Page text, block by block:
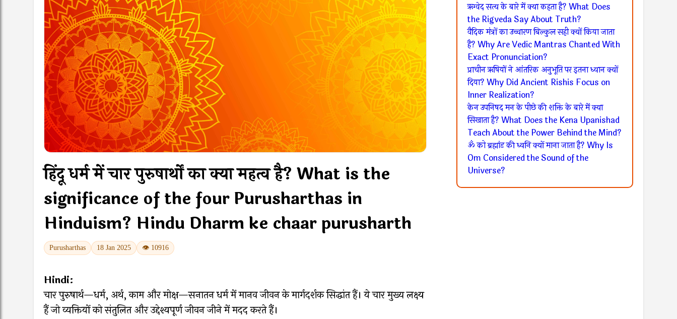
हिंदू धर्म में चार पुरुषार्थों का क्या महत्व है? What is the
significance of the four Purusharthas in
Hinduism? Hindu Dharm ke chaar purusharth
Purusharthas 18 Jan 2025 👁 10916
Hindi:
चार पुरुषार्थ—धर्म, अर्थ, काम और मोक्ष—सनातन धर्म में मानव जीवन के मार्गदर्शक सिद्धांत हैं। ये चार मुख्य लक्ष्य
हैं जो व्यक्तियों को संतुलित और उद्देश्यपूर्ण जीवन जीने में मदद करते हैं।
ऋग्वेद सत्य के बारे में क्या कहता है? What Does
the Rigveda Say About Truth?
वैदिक मंत्रों का उच्चारण बिल्कुल सही क्यों किया जाता
है? Why Are Vedic Mantras Chanted With
Exact Pronunciation?
प्राचीन ऋषियों ने आंतरिक अनुभूति पर इतना ध्यान क्यों
दिया? Why Did Ancient Rishis Focus on
Inner Realization?
केन उपनिषद मन के पीछे की शक्ति के बारे में क्या
सिखाता है? What Does the Kena Upanishad
Teach About the Power Behind the Mind?
ॐ को ब्रह्मांड की ध्वनि क्यों माना जाता है? Why Is
Om Considered the Sound of the
Universe?